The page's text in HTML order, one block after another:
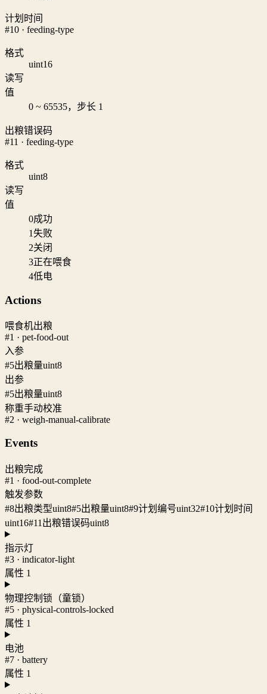
计划时间
#10 · feeding-type
格式
uint16
读写
值
0 ~ 65535，步长 1
出粮错误码
#11 · feeding-type
格式
uint8
读写
值
0成功
1失败
2关闭
3正在喂食
4低电
Actions
喂食机出粮
#1 · pet-food-out
入参
#5出粮量uint8
出参
#5出粮量uint8
称重手动校准
#2 · weigh-manual-calibrate
Events
出粮完成
#1 · food-out-complete
触发参数
#8出粮类型uint8#5出粮量uint8#9计划编号uint32#10计划时间
uint16#11 出粮错误码uint8
指示灯
#3 · indicator-light
属性 1
物理控制锁（童锁）
#5 · physical-controls-locked
属性 1
电池
#7 · battery
属性 1